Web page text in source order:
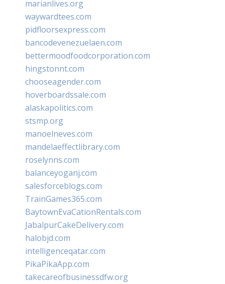
marianlives.org
waywardtees.com
pidfloorsexpress.com
bancodevenezuelaen.com
bettermoodfoodcorporation.com
hingstonnt.com
chooseagender.com
hoverboardssale.com
alaskapolitics.com
stsmp.org
manoelneves.com
mandelaeffectlibrary.com
roselynns.com
balanceyoganj.com
salesforceblogs.com
TrainGames365.com
BaytownEvaCationRentals.com
JabalpurCakeDelivery.com
halobjd.com
intelligenceqatar.com
PikaPikaApp.com
takecareofbusinessdfw.org